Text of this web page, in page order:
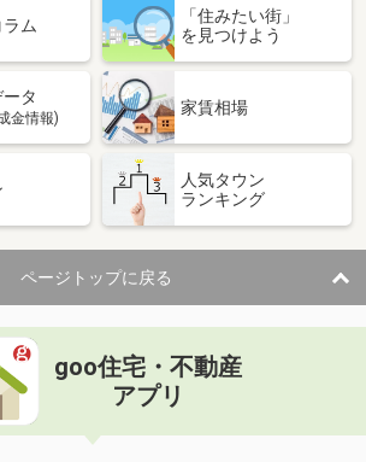
ム
「住みたい街」
を見つけよう
タ
金情報)
家賃相場
人気タウン
ランキング
ページトップに戻る
goo住宅・不動産
アプリ